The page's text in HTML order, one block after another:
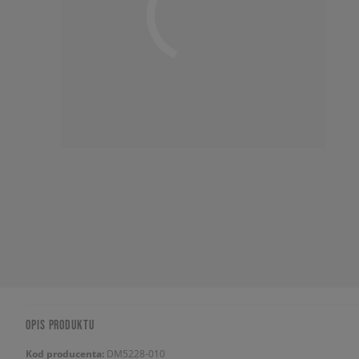
OPIS PRODUKTU
Kod producenta: DM5228-010